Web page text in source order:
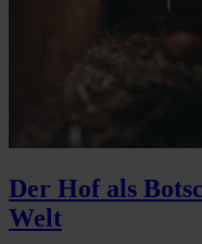
Der Hof als
Welt